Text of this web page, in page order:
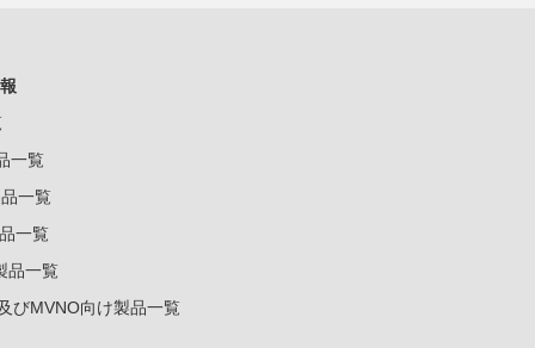
一覧
一覧
一覧
品一覧
びMVNO向け製品一覧